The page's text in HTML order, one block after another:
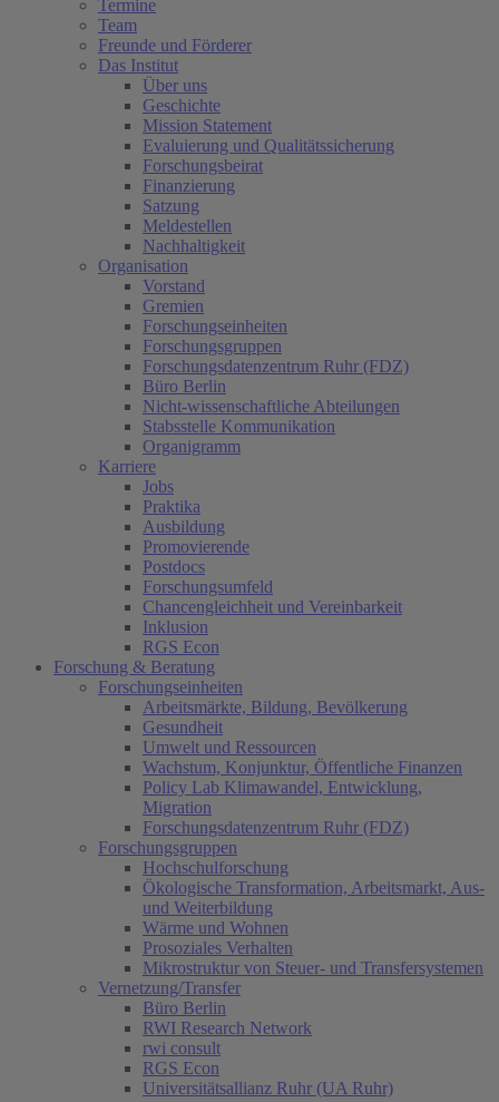
Termine
Team
Freunde und Förderer
Das Institut
Über uns
Geschichte
Mission Statement
Evaluierung und Qualitätssicherung
Forschungsbeirat
Finanzierung
Satzung
Meldestellen
Nachhaltigkeit
Organisation
Vorstand
Gremien
Forschungseinheiten
Forschungsgruppen
Forschungsdatenzentrum Ruhr (FDZ)
Büro Berlin
Nicht-wissenschaftliche Abteilungen
Stabsstelle Kommunikation
Organigramm
Karriere
Jobs
Praktika
Ausbildung
Promovierende
Postdocs
Forschungsumfeld
Chancengleichheit und Vereinbarkeit
Inklusion
RGS Econ
Forschung & Beratung
Forschungseinheiten
Arbeitsmärkte, Bildung, Bevölkerung
Gesundheit
Umwelt und Ressourcen
Wachstum, Konjunktur, Öffentliche Finanzen
Policy Lab Klimawandel, Entwicklung,
Migration
Forschungsdatenzentrum Ruhr (FDZ)
Forschungsgruppen
Hochschulforschung
Ökologische Transformation, Arbeitsmarkt, Aus-
und Weiterbildung
Wärme und Wohnen
Prosoziales Verhalten
Mikrostruktur von Steuer- und Transfersystemen
Vernetzung/Transfer
Büro Berlin
RWI Research Network
rwi consult
RGS Econ
Universitätsallianz Ruhr (UA Ruhr)